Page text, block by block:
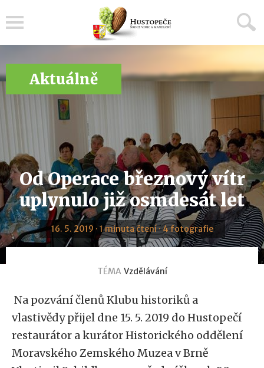
Aktuálně
Od Operace březnový vítr
uplynulo již osmdesát let
16. 5. 2019 · 1 minuta čtení · 4 fotografie
TÉMA Vzdělávání
Na pozvání členů Klubu historiků a
vlastivědy přijel dne 15. 5. 2019 do Hustopečí
restaurátor a kurátor Historického oddělení
Moravského Zemského Muzea v Brně